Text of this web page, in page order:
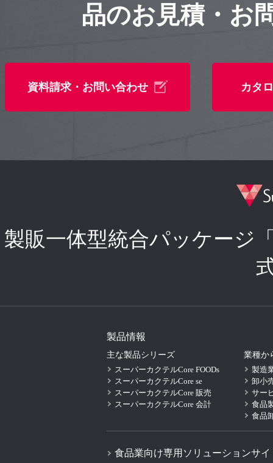
品のお見積・お
資料請求・お問い合わせ カタ
製販一体型統合パッケージ
製品情報
主な製品シリーズ
スーパーカクテルCore FOODs
スーパーカクテルCore se
スーパーカクテルCore 販売
スーパーカクテルCore 会計
業種か
製造
卸小
サー
食品
食品
食品業向け専用ソリューションサイ